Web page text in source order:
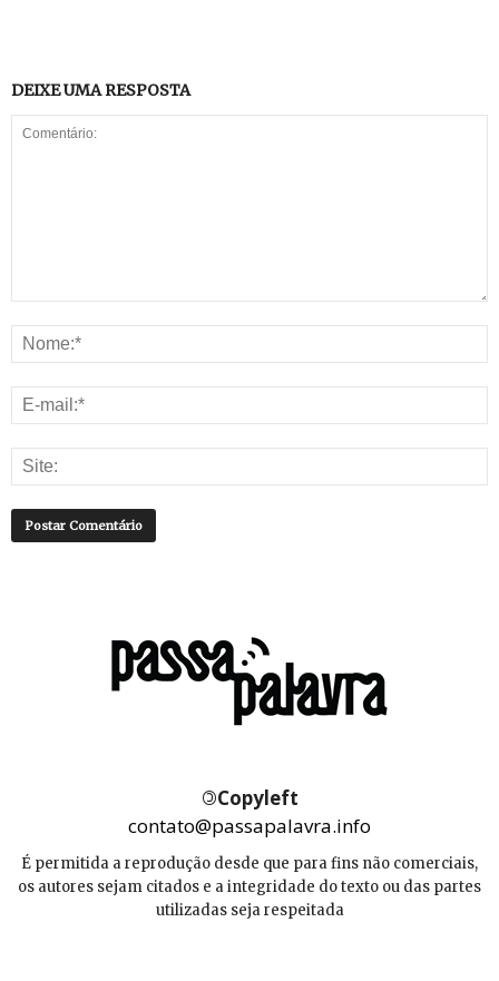
DEIXE UMA RESPOSTA
©Copyleft
contato@passapalavra.info
É permitida a reprodução desde que para fins não comerciais,
os autores sejam citados e a integridade do texto ou das partes
utilizadas seja respeitada